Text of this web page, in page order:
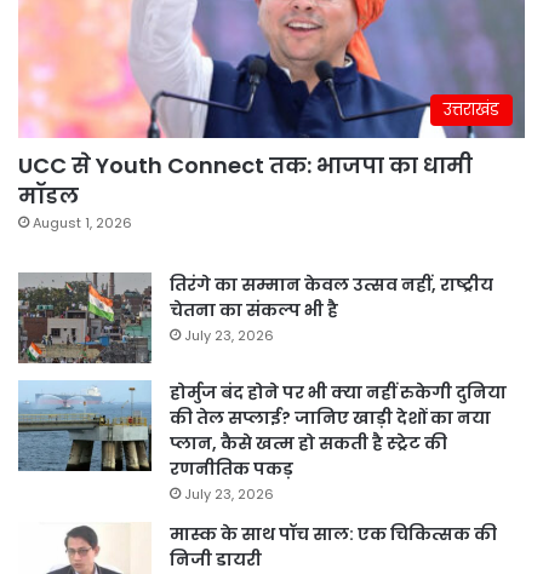
उत्तराखंड
UCC से Youth Connect तक: भाजपा का धामी
मॉडल
August 1, 2026
तिरंगे का सम्मान केवल उत्सव नहीं, राष्ट्रीय
चेतना का संकल्प भी है
July 23, 2026
होर्मुज बंद होने पर भी क्या नहीं रुकेगी दुनिया
की तेल सप्लाई? जानिए खाड़ी देशों का नया
प्लान, कैसे खत्म हो सकती है स्ट्रेट की
रणनीतिक पकड़
July 23, 2026
मास्क के साथ पॉच साल: एक चिकित्सक की
निजी डायरी